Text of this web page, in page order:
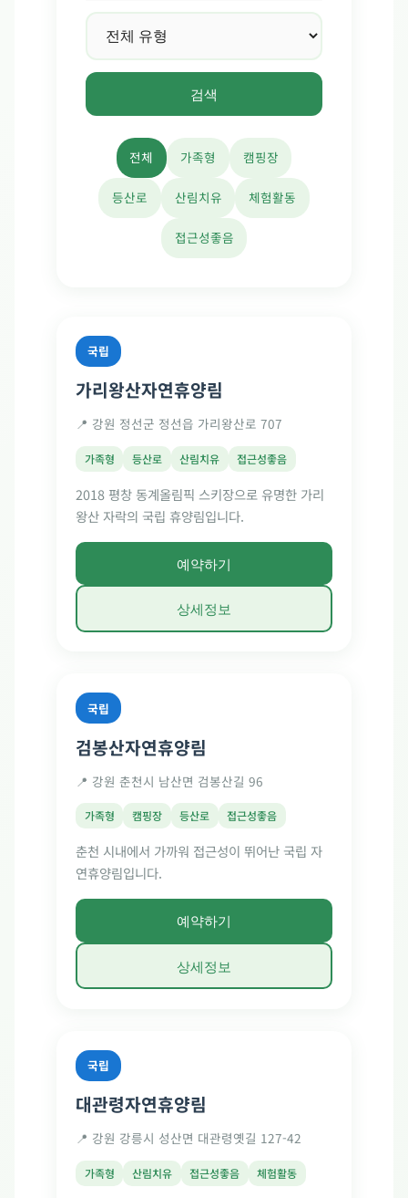
검색
전체 가족형 캠핑장
등산로 산림치유 체험활동
접근성좋음
국립
가리왕산자연휴양림
📍 강원 정선군 정선읍 가리왕산로 707
가족형 등산로 산림치유 접근성좋음
2018 평창 동계올림픽 스키장으로 유명한 가리
왕산 자락의 국립 휴양림입니다.
예약하기
상세정보
국립
검봉산자연휴양림
📍 강원 춘천시 남산면 검봉산길 96
가족형 캠핑장 등산로 접근성좋음
춘천 시내에서 가까워 접근성이 뛰어난 국립 자
연휴양림입니다.
예약하기
상세정보
국립
대관령자연휴양림
📍 강원 강릉시 성산면 대관령옛길 127-42
가족형 산림치유 접근성좋음 체험활동